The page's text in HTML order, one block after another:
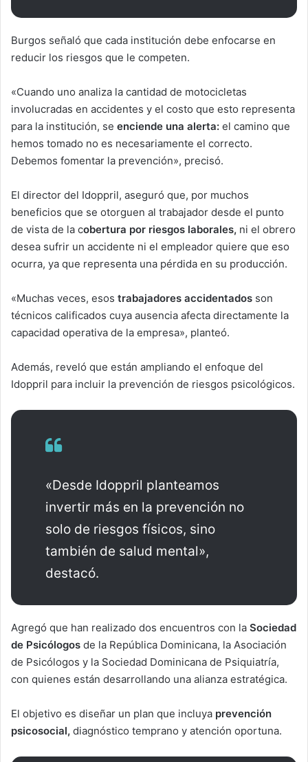
Burgos señaló que cada institución debe enfocarse en
reducir los riesgos que le competen.
«Cuando uno analiza la cantidad de motocicletas
involucradas en accidentes y el costo que esto representa
para la institución, se enciende una alerta: el camino que
hemos tomado no es necesariamente el correcto.
Debemos fomentar la prevención», precisó.
El director del Idoppril, aseguró que, por muchos
beneficios que se otorguen al trabajador desde el punto
de vista de la cobertura por riesgos laborales, ni el obrero
desea sufrir un accidente ni el empleador quiere que eso
ocurra, ya que representa una pérdida en su producción.
«Muchas veces, esos trabajadores accidentados son
técnicos calificados cuya ausencia afecta directamente la
capacidad operativa de la empresa», planteó.
Además, reveló que están ampliando el enfoque del
Idoppril para incluir la prevención de riesgos psicológicos.
«Desde Idoppril planteamos
invertir más en la prevención no
solo de riesgos físicos, sino
también de salud mental»,
destacó.
Agregó que han realizado dos encuentros con la Sociedad
de Psicólogos de la República Dominicana, la Asociación
de Psicólogos y la Sociedad Dominicana de Psiquiatría,
con quienes están desarrollando una alianza estratégica.
El objetivo es diseñar un plan que incluya prevención
psicosocial, diagnóstico temprano y atención oportuna.